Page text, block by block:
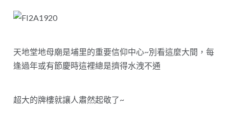
天地堂地母廟是埔里的重要信仰中心~別看這麼大間，每
逢過年或有節慶時這裡總是擠得水洩不通
超大的牌樓就讓人肅然起敬了~